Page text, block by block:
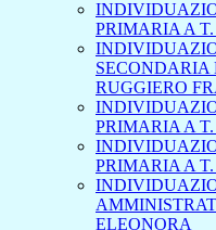
PRIMARIA A
SECONDARIA
RUGGIERO
PRIMARIA A
PRIMARIA A
ELEONORA